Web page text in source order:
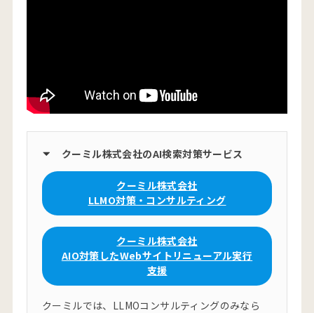
クーミル株式会社のAI検索対策サービス
クーミル株式会社
LLMO対策・コンサルティング
クーミル株式会社
AIO対策したWebサイトリニューアル実行
支援
クーミルでは、LLMOコンサルティングのみなら